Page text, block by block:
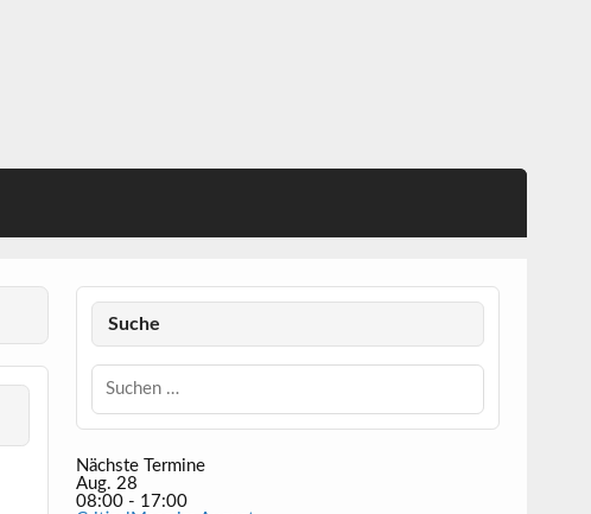
Suche
Nächste Termine
Aug. 28
08:00 - 17:00